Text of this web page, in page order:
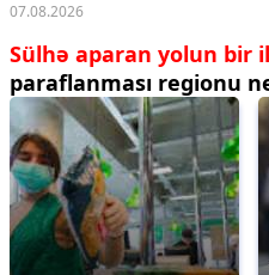
07.08.2026
Sülhə aparan yolun bir
paraflanması regionu